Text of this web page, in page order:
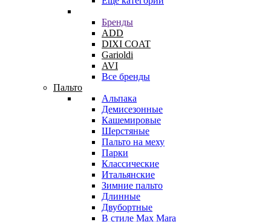
Бренды
ADD
DIXI COAT
Garioldi
AVI
Все бренды
Пальто
Альпака
Демисезонные
Кашемировые
Шерстяные
Пальто на меху
Парки
Классические
Итальянские
Зимние пальто
Длинные
Двубортные
В стиле Max Mara